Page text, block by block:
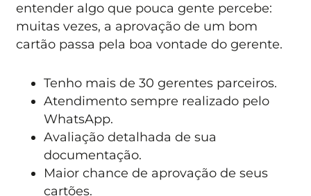
entender algo que pouca gente percebe:
muitas vezes, a aprovação de um bom
cartão passa pela boa vontade do gerente.
Tenho mais de 30 gerentes parceiros.
Atendimento sempre realizado pelo
WhatsApp.
Avaliação detalhada de sua
documentação.
Maior chance de aprovação de seus
cartões.